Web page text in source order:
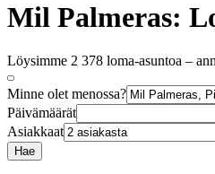
Mil Palmeras:
Löysimme 2 378 loma-asuntoa –
Minne olet menossa?
Päivämäärät
Asiakkaat
Hae